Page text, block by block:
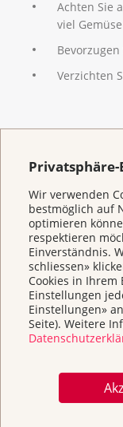
Wir verwenden
bestmöglich auf
optimieren
respektieren
Einverständnis.
schliessen»
Cookies in Ihrem
Einstellungen
Einstellungen»
Seite). Weitere
Teilnahme am
Ab August
durchgeführt.
Weitere
Achten Sie
viel
Verzichten
mit Ihren
den Austausch
an Brustkrebs
Zentralschweiz
Die rosa
Solidarität mit
Schleife erhalten
Weitere